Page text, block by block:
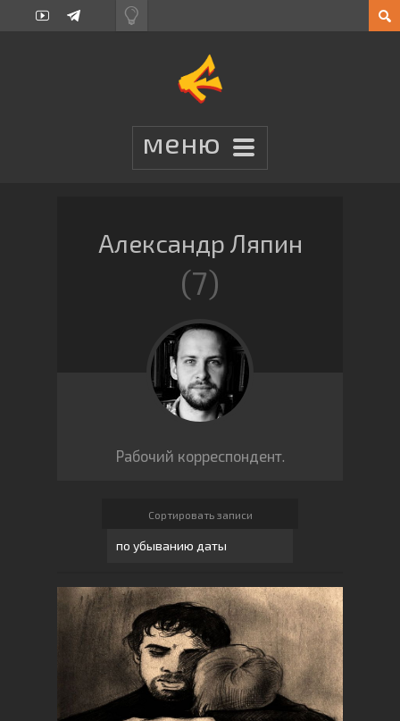
Александр Ляпин
7
Рабочий корреспондент.
Сортировать записи